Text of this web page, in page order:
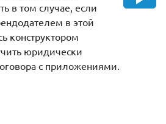
в том случае, если
в этой
конструктором
юридически
с приложениями.